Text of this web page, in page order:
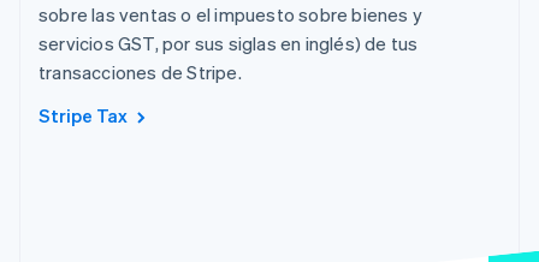
sobre las ventas o el impuesto sobre bienes y
servicios GST, por sus siglas en inglés) de tus
transacciones de Stripe.
Stripe Tax